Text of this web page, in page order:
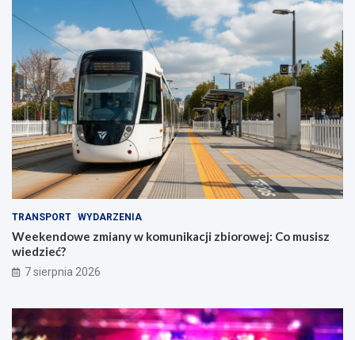
TRANSPORT WYDARZENIA
Weekendowe zmiany w komunikacji zbiorowej: Co musisz
wiedzieć?
7 sierpnia 2026